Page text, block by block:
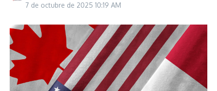
7 de octubre de 2025 10:19 AM